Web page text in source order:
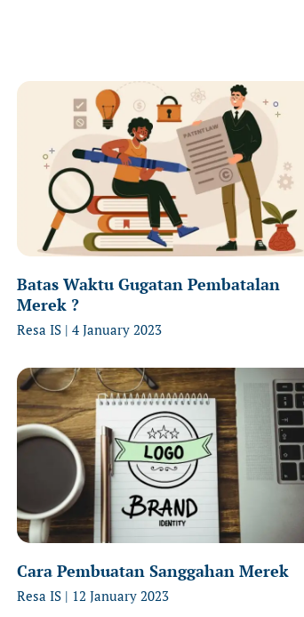
Batas Waktu Gugatan Pembatalan
Merek ?
Resa IS 4 January 2023
Cara Pembuatan Sanggahan Merek
Resa IS 12 January 2023